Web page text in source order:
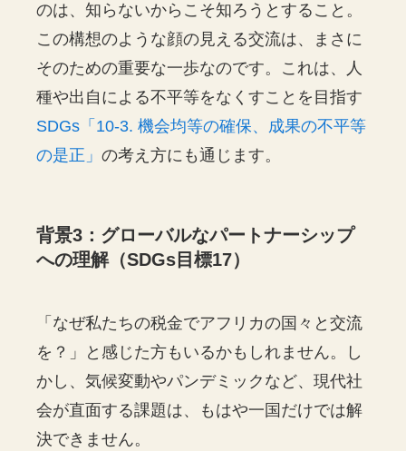
のは、知らないからこそ知ろうとすること。
この構想のような顔の見える交流は、まさに
そのための重要な一歩なのです。これは、人
種や出自による不平等をなくすことを目指す
SDGs「10-3. 機会均等の確保、成果の不平等
の是正」の考え方にも通じます。
背景3：グローバルなパートナーシップ
への理解（SDGs目標17）
「なぜ私たちの税金でアフリカの国々と交流
を？」と感じた方もいるかもしれません。し
かし、気候変動やパンデミックなど、現代社
会が直面する課題は、もはや一国だけでは解
決できません。